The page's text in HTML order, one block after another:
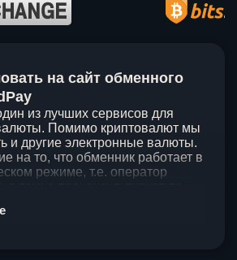
на сайт обменного
из лучших сервисов для
Помимо криптовалют мы
и другие электронные валюты.
на то, что обменник работает в
режиме, т.е. оператор
стараемся проводить обмены